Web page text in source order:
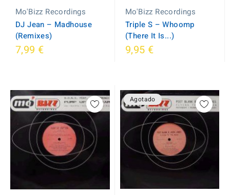
Mo'Bizz Recordings
DJ Jean ‎– Madhouse
(Remixes)
7,99 €
Mo'Bizz Recordings
Triple S ‎– Whoomp
(There It Is...)
9,95 €
Agotado